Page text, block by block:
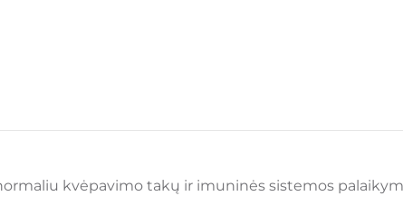
kvėpavimo takų ir imuninės sistemos